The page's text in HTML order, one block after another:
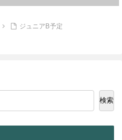
ジュニアB予定
検索